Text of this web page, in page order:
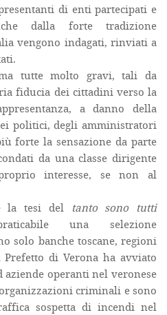
di enti partecipati e
dalla forte tradizione
vengono indagati, rinviati a
tutte molto gravi, tali da
fiducia dei cittadini verso la
a danno della
politici, degli amministratori
forte la sensazione da parte
da una classe dirigente
interesse, se non al
la tesi del
tanto sono tutti
una selezione
solo banche toscane, regioni
Prefetto di Verona ha avviato
operanti nel veronese
criminali e sono
sospetta di incendi nel